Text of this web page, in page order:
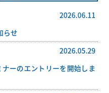
2026.06.11
らせ
2026.05.29
ーのエントリーを開始しま